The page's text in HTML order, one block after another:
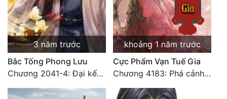
Xuyên Nhanh
Xuyên Sách
Xuyên Thư
Điền Văn
Đô Thị
3 năm trước
Bắc Tống Phong Lưu
Chương 2041-4: Đại kết cục: Hạnh phúc (4)
khoảng 1 năm trước
Cực Phẩm Vạn Tuế Gia
Chương 4183: Phá cảnh Chí Đạo cảnh hậu kỳ